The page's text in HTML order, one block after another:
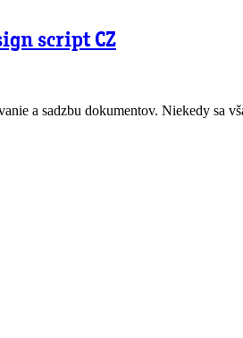
script CZ
a sadzbu dokumentov. Niekedy sa